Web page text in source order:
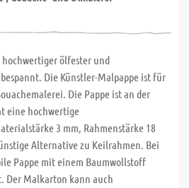
ölfester und
Die Künstler-Malpappe ist für
Die Pappe ist an der
eine hochwertige
3 mm, Rahmenstärke 18
Alternative zu Keilrahmen. Bei
Pappe mit einem Baumwollstoff
Der Malkarton kann auch